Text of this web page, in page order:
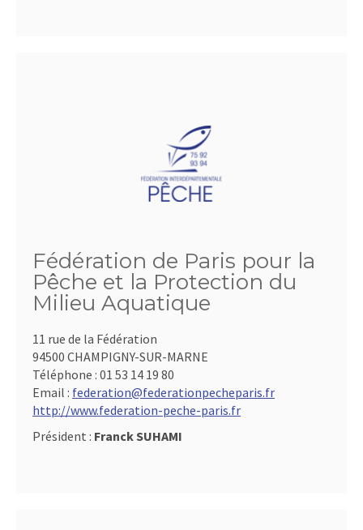
Fédération de Paris pour la
Pêche et la Protection du
Milieu Aquatique
11 rue de la Fédération
94500 CHAMPIGNY-SUR-MARNE
Téléphone : 01 53 14 19 80
Email : federation@federationpecheparis.fr
http://www.federation-peche-paris.fr
Président : Franck SUHAMI